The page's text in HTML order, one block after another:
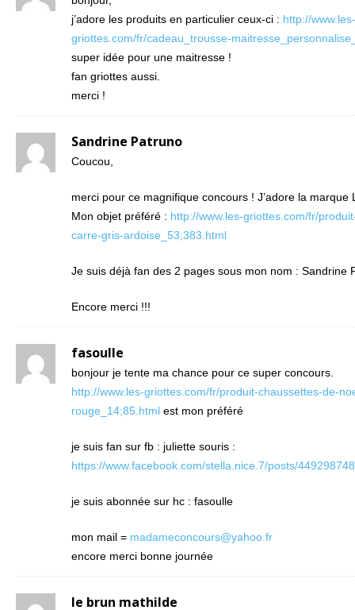
j’adore les produits en particulier ceux-ci : http://www.les-
griottes.com/fr/cadeau_trousse-
super idée pour une maitresse !
fan griottes aussi.
merci !
Sandrine Patruno
Coucou,
merci pour ce magnifique concours ! J’adore la marque
Mon objet préféré : http://www.les-griottes.com/fr/
carre-gris-ardoise_53;383.html
Je suis déjà fan des 2 pages sous mon nom : Sandrine
Encore merci !!!
fasoulle
bonjour je tente ma chance pour ce super concours.
http://www.les-griottes.com/fr/produit-chaussettes-de-
rouge_14;85.html est mon préféré
je suis fan sur fb : juliette souris :
https://www.facebook.com/stella.nice.7/posts/
je suis abonnée sur hc : fasoulle
mon mail = madameconcours@yahoo.fr
encore merci bonne journée
le brun mathilde